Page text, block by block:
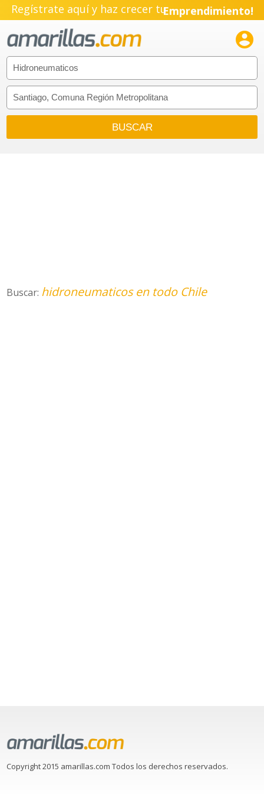
Regístrate aquí y haz crecer tuEmprendimiento!

Buscar: hidroneumaticos en todo Chile
Copyright 2015 amarillas.com Todos los derechos reservados.